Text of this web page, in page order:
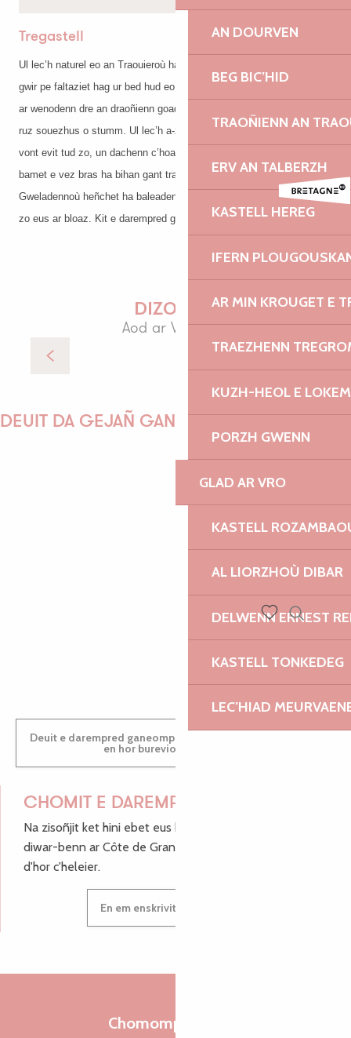
AN DOURVEN
BEG BIC’HID
TRAOÑIENN AN
ERV AN TALBERZH
KASTELL HEREG
IFERN
AR MIN KROUGET E
TRAEZHENN
KUZH-HEOL E
PORZH GWENN
GLAD AR VRO
KASTELL
AL LIORZHOÙ DIBAR
DELWENN ERNEST
KASTELL TONKEDEG
LEC’HIAD
Tregastell
Ul lec’h naturel eo an Traouieroù hag a dalveze da doull da dudennoù
gwir pe faltaziet hag ur bed hud eo bepred! Ur blijadur eo mont gant
ar wenodenn dre an draoñienn goadek a zo strewet enni kleger mein
ruz souezhus o stumm. Ul lec’h a-zoare eo evit lezel e spered da
vont evit tud zo, un dachenn c’hoari eus ar c’hentañ evit tud all,
bamet e vez bras ha bihan gant traoñienn an Traouieroù.
Gweladennoù heñchet ha baleadennoù kontet a vez aozet e mareoù
zo eus ar bloaz. Kit e darempred gant burevioù titouriñ an douristed.
DIZOLEIÑ
Aod ar Vein Ruz
DEUIT DA GEJAÑ GANEOMP !
MORGANE
PAULINE
Deuit e darempred ganeomp pe deuit da welet ac'hanomp
en hor burevioù touristerezh
CHOMIT E DAREMPRED !
Na zisoñjit ket hini ebet eus hor c'hinnigoù mat ha keleier
diwar-benn ar Côte de Granit Rose, enskrivit hoc'h anv
d'hor c'heleier.
En em enskrivit d'hor c'heleier
Chomomp liammet